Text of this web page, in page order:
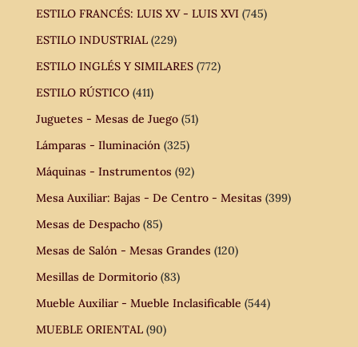
ESTILO FRANCÉS: LUIS XV - LUIS XVI (745)
ESTILO INDUSTRIAL (229)
ESTILO INGLÉS Y SIMILARES (772)
ESTILO RÚSTICO (411)
Juguetes - Mesas de Juego (51)
Lámparas - Iluminación (325)
Máquinas - Instrumentos (92)
Mesa Auxiliar: Bajas - De Centro - Mesitas (399)
Mesas de Despacho (85)
Mesas de Salón - Mesas Grandes (120)
Mesillas de Dormitorio (83)
Mueble Auxiliar - Mueble Inclasificable (544)
MUEBLE ORIENTAL (90)